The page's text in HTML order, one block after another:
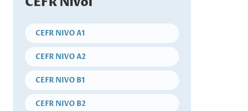
CEFR NIVO A1
CEFR NIVO A2
CEFR NIVO B1
CEFR NIVO B2